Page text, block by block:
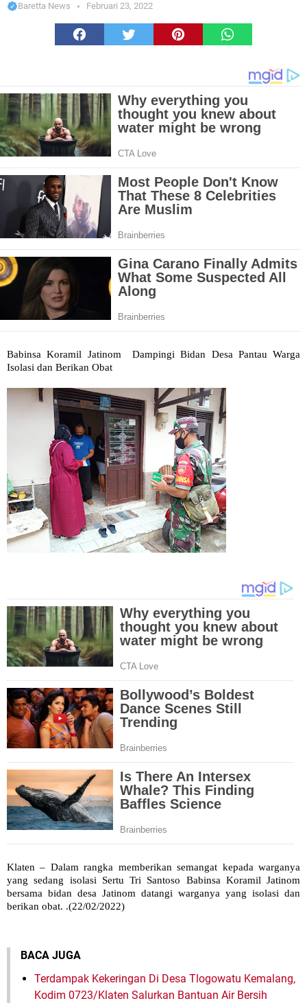
Baretta News Februari 23, 2022
Babinsa Koramil Jatinom Dampingi Bidan Desa Pantau Warga
Isolasi dan Berikan Obat
Klaten – Dalam rangka memberikan semangat kepada warganya
yang sedang isolasi Sertu Tri Santoso Babinsa Koramil Jatinom
bersama bidan desa Jatinom datangi warganya yang isolasi dan
berikan obat. .(22/02/2022)
BACA JUGA
Terdampak Kekeringan Di Desa Tlogowatu Kemalang,
Kodim 0723/Klaten Salurkan Bantuan Air Bersih